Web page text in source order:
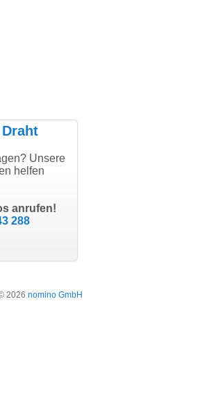
GbR
der Isar
"Vielen Dank für den
Unsere
helfen
anrufen!
288
2026 nomino GmbH